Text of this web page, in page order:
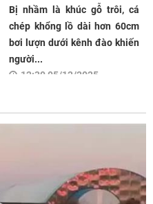
Bị nhầm là khúc gỗ trôi, cá
chép khổng lồ dài hơn 60cm
bơi lượn dưới kênh đào khiến
người...
12:30 05/12/2025